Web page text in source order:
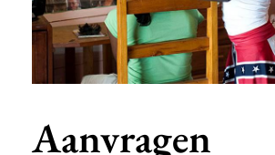
Aanvragen